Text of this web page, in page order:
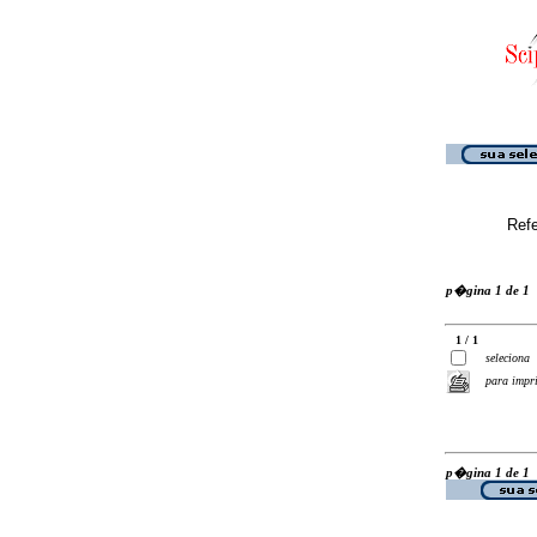
p�gina 1 de 1
1 / 1
seleciona
para
p�gina 1 de 1